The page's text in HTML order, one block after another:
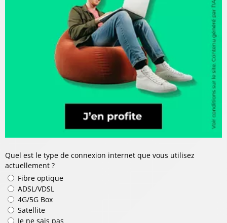
Quel est le type de connexion internet que vous utilisez
actuellement ?
Fibre optique
ADSL/VDSL
4G/5G Box
Satellite
Je ne sais pas